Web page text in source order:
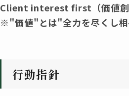
Client interest first（価値創
※"価値"とは"全力を尽くし相
行動指針